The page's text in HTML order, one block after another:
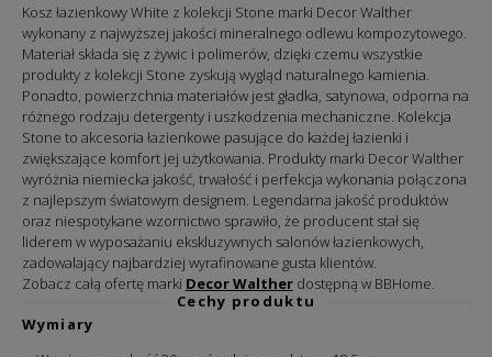
Kosz łazienkowy White z kolekcji Stone marki Decor Walther
wykonany z najwyższej jakości mineralnego odlewu kompozytowego.
Materiał składa się z żywic i polimerów, dzięki czemu wszystkie
produkty z kolekcji Stone zyskują wygląd naturalnego kamienia.
Ponadto, powierzchnia materiałów jest gładka, satynowa, odporna na
różnego rodzaju detergenty i uszkodzenia mechaniczne. Kolekcja
Stone to akcesoria łazienkowe pasujące do każdej łazienki i
zwiększające komfort jej użytkowania. Produkty marki Decor Walther
wyróżnia niemiecka jakość, trwałość i perfekcja wykonania połączona
z najlepszym światowym designem. Legendarna jakość produktów
oraz niespotykane wzornictwo sprawiło, że producent stał się
liderem w wyposażaniu ekskluzywnych salonów łazienkowych,
zadowalający najbardziej wyrafinowane gusta klientów.
Zobacz całą ofertę marki Decor Waltherdostępną w BBHome.
Cechy produktu
Wymiary